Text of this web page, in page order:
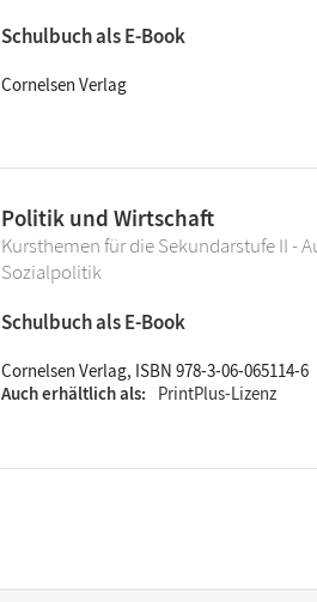
Schulbuch als E-Book
Cornelsen Verlag
Politik und Wirtschaft
Kursthemen für die Sekundarstufe II -
Sozialpolitik
Schulbuch als E-Book
Cornelsen Verlag, ISBN 978-3-06-065114-6
Auch erhältlich als
PrintPlus-Lizenz